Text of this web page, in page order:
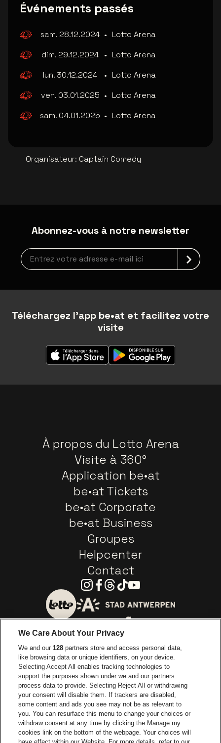
Événements passés
sam. 28.12.2024 • Lotto Arena
dim. 29.12.2024 • Lotto Arena
lun. 30.12.2024
• Lotto Arena
ven. 03.01.2025 • Lotto Arena
sam. 04.01.2025 • Lotto Arena
Organisateur: Captain Comedy
Abonnez-vous à notre newsletter
Inscription à la newsletter
Téléchargez l'app be•at et facilitez votre
visite
À propos du Lotto Arena
Visite à 360°
Application be•at
be•at Tickets
be•at Corporate
be•at Business
Groupes
Helpcenter
Contact
Instagram
Facebook
Threads
TiktokYoutube
Visitez le site de Ville
Visitez le site de Europcar
Visitez le site
Visitez le site de Coca-Cola
Visitez le site de Red Bull
Visitez le
Visitez le site de Champagne Pommery
Visitez le site de Le
Visitez le site de Le logo Lillet en
Visitez le site
Lotto Arena fait partie debe•at
We Care About Your Privacy
We and our128 partners store and access personal data,
like browsing data or unique identifiers, on your device.
Selecting Accept All enables tracking technologies to
support the purposes shown under we and our partners
process data to provide. Selecting Reject All or withdrawing
your consent will disable them. If trackers are disabled,
some content and ads you see may not be as relevant to
you. You can resurface this menu to change your choices or
withdraw consent at any time by clicking the Manage my
cookies link on the bottom of the webpage. Your choices will